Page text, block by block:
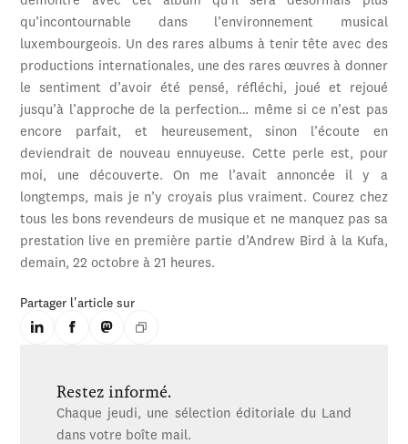
qu’incontournable dans l’environnement musical
luxembourgeois. Un des rares albums à tenir tête avec des
productions internationales, une des rares œuvres à donner
le sentiment d’avoir été pensé, réfléchi, joué et rejoué
jusqu’à l’approche de la perfection… même si ce n’est pas
encore parfait, et heureusement, sinon l’écoute en
deviendrait de nouveau ennuyeuse. Cette perle est, pour
moi, une découverte. On me l’avait annoncée il y a
longtemps, mais je n’y croyais plus vraiment. Courez chez
tous les bons revendeurs de musique et ne manquez pas sa
prestation live en première partie d’Andrew Bird à la Kufa,
demain, 22 octobre à 21 heures.
Partager l'article sur
Restez informé.
Chaque jeudi, une sélection éditoriale du Land
dans votre boîte mail.